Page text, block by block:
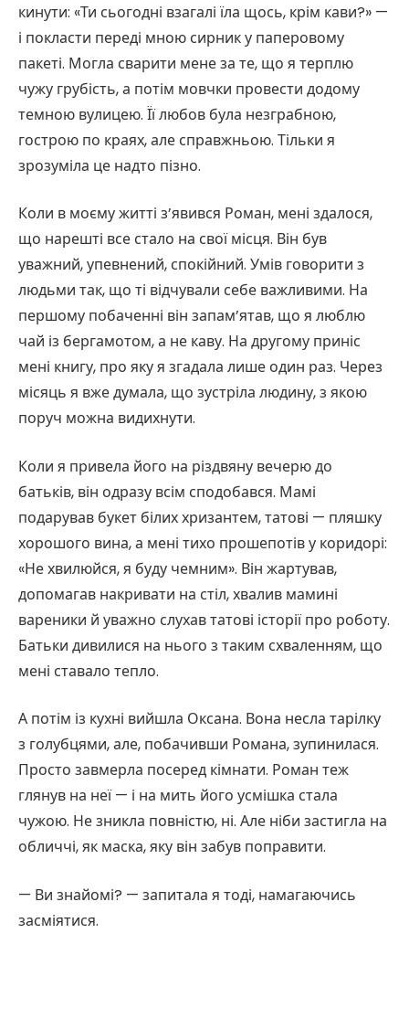
кинути: «Ти сьогодні взагалі їла щось, крім кави?» —
і покласти переді мною сирник у паперовому
пакеті. Могла сварити мене за те, що я терплю
чужу грубість, а потім мовчки провести додому
темною вулицею. Її любов була незграбною,
гострою по краях, але справжньою. Тільки я
зрозуміла це надто пізно.
Коли в моєму житті з’явився Роман, мені здалося,
що нарешті все стало на свої місця. Він був
уважний, упевнений, спокійний. Умів говорити з
людьми так, що ті відчували себе важливими. На
першому побаченні він запам’ятав, що я люблю
чай із бергамотом, а не каву. На другому приніс
мені книгу, про яку я згадала лише один раз. Через
місяць я вже думала, що зустріла людину, з якою
поруч можна видихнути.
Коли я привела його на різдвяну вечерю до
батьків, він одразу всім сподобався. Мамі
подарував букет білих хризантем, татові — пляшку
хорошого вина, а мені тихо прошепотів у коридорі:
«Не хвилюйся, я буду чемним». Він жартував,
допомагав накривати на стіл, хвалив мамині
вареники й уважно слухав татові історії про роботу.
Батьки дивилися на нього з таким схваленням, що
мені ставало тепло.
А потім із кухні вийшла Оксана. Вона несла тарілку
з голубцями, але, побачивши Романа, зупинилася.
Просто завмерла посеред кімнати. Роман теж
глянув на неї — і на мить його усмішка стала
чужою. Не зникла повністю, ні. Але ніби застигла на
обличчі, як маска, яку він забув поправити.
— Ви знайомі? — запитала я тоді, намагаючись
засміятися.